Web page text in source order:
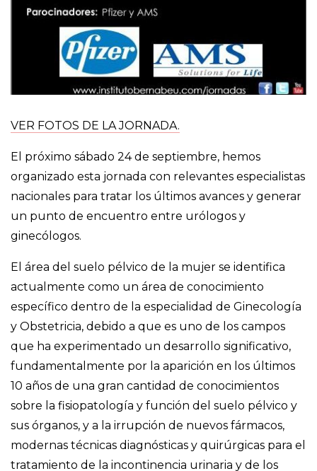
VER FOTOS DE LA JORNADA.
El próximo sábado 24 de septiembre, hemos
organizado esta jornada con relevantes especialistas
nacionales para tratar los últimos avances y generar
un punto de encuentro entre urólogos y
ginecólogos.
El área del suelo pélvico de la mujer se identifica
actualmente como un área de conocimiento
específico dentro de la especialidad de Ginecología
y Obstetricia, debido a que es uno de los campos
que ha experimentado un desarrollo significativo,
fundamentalmente por la aparición en los últimos
10 años de una gran cantidad de conocimientos
sobre la fisiopatología y función del suelo pélvico y
sus órganos, y a la irrupción de nuevos fármacos,
modernas técnicas diagnósticas y quirúrgicas para el
tratamiento de la incontinencia urinaria y de los